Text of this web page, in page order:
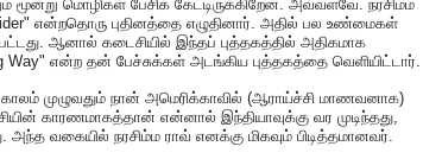
மூன்று மொழிகள் பேசிக் கேட்டிருக்கிறேன். அவ்வளவே. நரசிம்ம
என்றதொரு புதினத்தை எழுதினார். அதில் பல உண்மைகள்
ஆனால் கடைசியில் இந்தப் புத்தகத்தில் அதிகமாக
என்ற தன் பேச்சுக்கள் அடங்கிய புத்தகத்தை வெளியிட்டார்.
காலம் முழுவதும் நான் அமெரிக்காவில் (ஆராய்ச்சி மாணவனாக)
காரணமாகத்தான் என்னால் இந்தியாவுக்கு வர முடிந்தது,
வகையில் நரசிம்ம ராவ் எனக்கு மிகவும் பிடித்தமானவர்.